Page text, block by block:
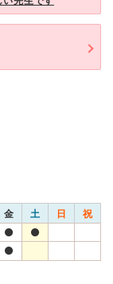
金 土 日 祝